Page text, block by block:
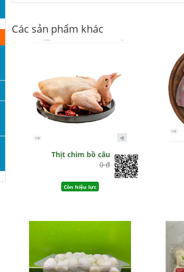
Các sản phẩm khác
Thịt chim bồ câu
0 đ
Còn hiệu lực